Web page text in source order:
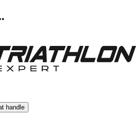
handle